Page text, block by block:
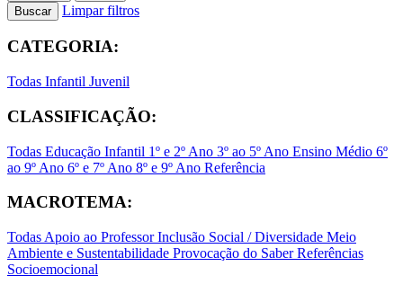
Buscar
Limpar filtros
CATEGORIA:
Todas Infantil Juvenil
CLASSIFICAÇÃO:
Todas Educação Infantil 1º e 2º Ano 3º ao 5º Ano Ensino Médio 6º
ao 9º Ano 6º e 7º Ano 8º e 9º Ano Referência
MACROTEMA:
Todas Apoio ao ProfessorInclusão Social / Diversidade Meio
Ambiente e Sustentabilidade Provocação do SaberReferências
Socioemocional